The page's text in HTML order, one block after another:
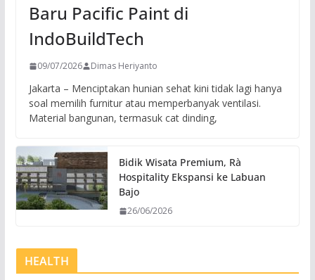
Baru Pacific Paint di
IndoBuildTech
09/07/2026 Dimas Heriyanto
Jakarta – Menciptakan hunian sehat kini tidak lagi hanya
soal memilih furnitur atau memperbanyak ventilasi.
Material bangunan, termasuk cat dinding,
Bidik Wisata Premium, Rà
Hospitality Ekspansi ke Labuan
Bajo
26/06/2026
HEALTH